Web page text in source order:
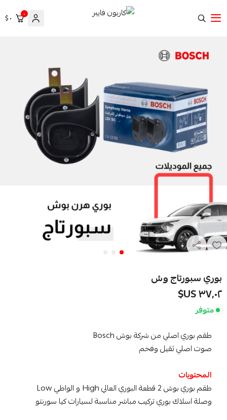
٠ ٠ $
بوري سبورتاج وش
٣٧٫٠٢ US$
متوفر
طقم بوري اصلي من شركة بوش Bosch
صوت اصلي ثقيل وفخم
المحتويات
طقم بوري بوش 2 قطعة البوري العالي High و الواطي Low
وصلة اسلاك بوري تركيب مباشر مناسبة لسيارات كيا سورنتو